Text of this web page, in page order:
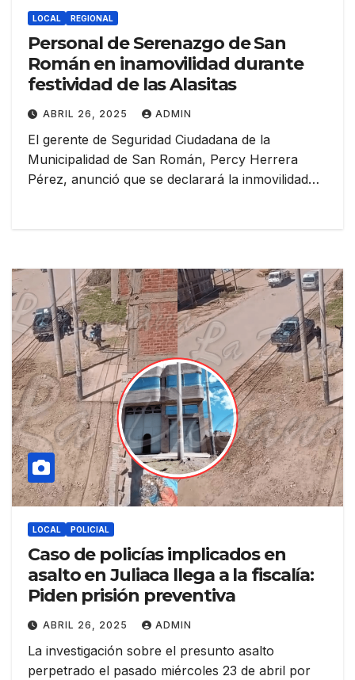
LOCAL REGIONAL
Personal de Serenazgo de San
Román en inamovilidad durante
festividad de las Alasitas
ABRIL 26, 2025 ADMIN
El gerente de Seguridad Ciudadana de la
Municipalidad de San Román, Percy Herrera
Pérez, anunció que se declarará la inmovilidad…
LOCAL POLICIAL
Caso de policías implicados en
asalto en Juliaca llega a la fiscalía:
Piden prisión preventiva
ABRIL 26, 2025 ADMIN
La investigación sobre el presunto asalto
perpetrado el pasado miércoles 23 de abril por